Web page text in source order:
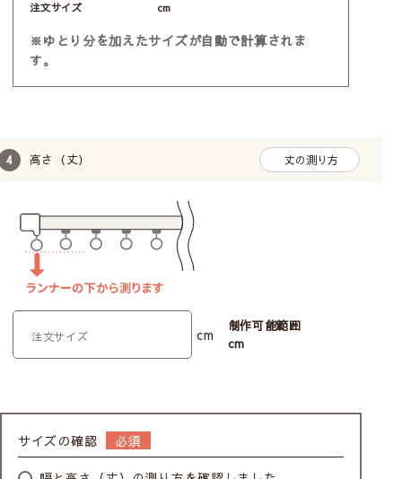
注文サイズ cm
※ゆとり分を加えたサイズが自動で計算されま
す。
高さ（丈） 丈の測り方
cm
制作可能範囲
cm
サイズの確認